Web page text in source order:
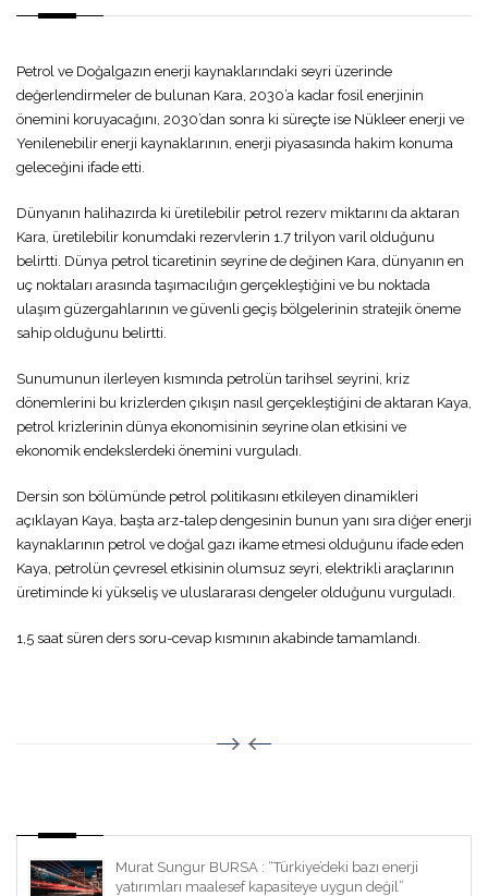
Petrol ve Doğalgazın enerji kaynaklarındaki seyri üzerinde
değerlendirmeler de bulunan Kara, 2030’a kadar fosil enerjinin
önemini koruyacağını, 2030’dan sonra ki süreçte ise Nükleer enerji ve
Yenilenebilir enerji kaynaklarının, enerji piyasasında hakim konuma
geleceğini ifade etti.
Dünyanın halihazırda ki üretilebilir petrol rezerv miktarını da aktaran
Kara, üretilebilir konumdaki rezervlerin 1.7 trilyon varil olduğunu
belirtti. Dünya petrol ticaretinin seyrine de değinen Kara, dünyanın en
uç noktaları arasında taşımacılığın gerçekleştiğini ve bu noktada
ulaşım güzergahlarının ve güvenli geçiş bölgelerinin stratejik öneme
sahip olduğunu belirtti.
Sunumunun ilerleyen kısmında petrolün tarihsel seyrini, kriz
dönemlerini bu krizlerden çıkışın nasıl gerçekleştiğini de aktaran Kaya,
petrol krizlerinin dünya ekonomisinin seyrine olan etkisini ve
ekonomik endekslerdeki önemini vurguladı.
Dersin son bölümünde petrol politikasını etkileyen dinamikleri
açıklayan Kaya, başta arz-talep dengesinin bunun yanı sıra diğer enerji
kaynaklarının petrol ve doğal gazı ikame etmesi olduğunu ifade eden
Kaya, petrolün çevresel etkisinin olumsuz seyri, elektrikli araçlarının
üretiminde ki yükseliş ve uluslararası dengeler olduğunu vurguladı.
1,5 saat süren ders soru-cevap kısmının akabinde tamamlandı.
Murat Sungur BURSA : “Türkiye’deki bazı enerji
yatırımları maalesef kapasiteye uygun değil”